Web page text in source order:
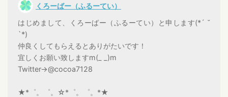
くろーばー（ふるーてい）
はじめまして、くろーばー（ふるーてい）と申します(*´ ˘
`*)
仲良くしてもらえるとありがたいです！
宜しくお願い致しますm(_ _)m
Twitter→@cocoa7128
★*゜。゜。☆*゜。゜。*★